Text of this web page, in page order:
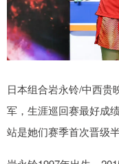
日本组合岩永铃/中西贵
军，生涯巡回赛最好成
站是她们赛季首次晋级